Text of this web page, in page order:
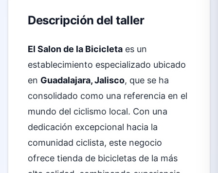
Descripción del taller
El Salon de la Bicicleta es un
establecimiento especializado ubicado
en Guadalajara, Jalisco, que se ha
consolidado como una referencia en el
mundo del ciclismo local. Con una
dedicación excepcional hacia la
comunidad ciclista, este negocio
ofrece tienda de bicicletas de la más